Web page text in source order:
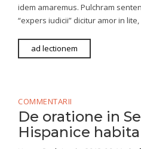
idem amaremus. Pulchram
“expers iudicii” dicitur amor in
ad lectionem
COMMENTARII
De oratione in
Hispanice habita